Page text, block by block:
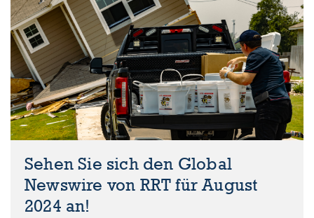
Sehen Sie sich den Global
Newswire von RRT für August
2024 an!